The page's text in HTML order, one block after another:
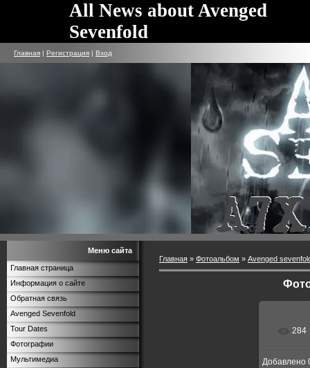
All News about Avenged
Sevenfold
Главная | Регистрация | Вход
Меню сайта
Главная страница
Информация о сайте
Обратная связь
Avenged Sevenfold
Tour Dates
Фотографии
Мультимедиа
Главная » Фотоальбом » Avenged
284
Добавлено